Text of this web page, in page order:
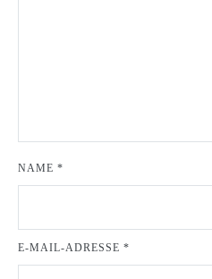
NAME *
E-MAIL-ADRESSE *